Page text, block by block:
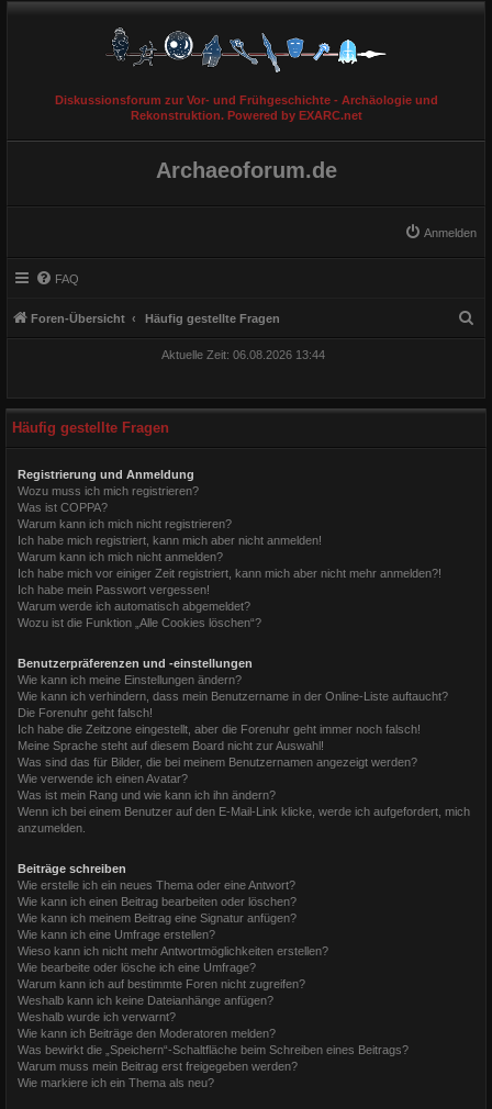
Diskussionsforum zur Vor- und Frühgeschichte - Archäologie und
Rekonstruktion. Powered by EXARC.net
Archaeoforum.de
Anmelden
FAQ
Foren-Übersicht Häufig gestellte Fragen
Aktuelle Zeit: 06.08.2026 13:44
Häufig gestellte Fragen
Registrierung und Anmeldung
Wozu muss ich mich registrieren?
Was ist COPPA?
Warum kann ich mich nicht registrieren?
Ich habe mich registriert, kann mich aber nicht anmelden!
Warum kann ich mich nicht anmelden?
Ich habe mich vor einiger Zeit registriert, kann mich aber nicht mehr anmelden?!
Ich habe mein Passwort vergessen!
Warum werde ich automatisch abgemeldet?
Wozu ist die Funktion „Alle Cookies löschen“?
Benutzerpräferenzen und -einstellungen
Wie kann ich meine Einstellungen ändern?
Wie kann ich verhindern, dass mein Benutzername in der Online-Liste auftaucht?
Die Forenuhr geht falsch!
Ich habe die Zeitzone eingestellt, aber die Forenuhr geht immer noch falsch!
Meine Sprache steht auf diesem Board nicht zur Auswahl!
Was sind das für Bilder, die bei meinem Benutzernamen angezeigt werden?
Wie verwende ich einen Avatar?
Was ist mein Rang und wie kann ich ihn ändern?
Wenn ich bei einem Benutzer auf den E-Mail-Link klicke, werde ich aufgefordert, mich
anzumelden.
Beiträge schreiben
Wie erstelle ich ein neues Thema oder eine Antwort?
Wie kann ich einen Beitrag bearbeiten oder löschen?
Wie kann ich meinem Beitrag eine Signatur anfügen?
Wie kann ich eine Umfrage erstellen?
Wieso kann ich nicht mehr Antwortmöglichkeiten erstellen?
Wie bearbeite oder lösche ich eine Umfrage?
Warum kann ich auf bestimmte Foren nicht zugreifen?
Weshalb kann ich keine Dateianhänge anfügen?
Weshalb wurde ich verwarnt?
Wie kann ich Beiträge den Moderatoren melden?
Was bewirkt die „Speichern“-Schaltfläche beim Schreiben eines Beitrags?
Warum muss mein Beitrag erst freigegeben werden?
Wie markiere ich ein Thema als neu?